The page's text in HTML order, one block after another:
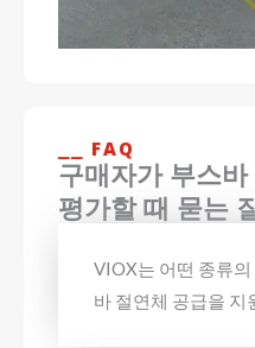
⎯⎯ FAQ
구매자가 부스
평가할 때 묻는
VIOX는 어떤 종류
바 절연체 공급을 지